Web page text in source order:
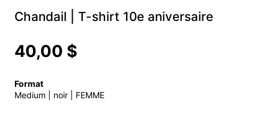
Chandail | T-shirt 10e aniversaire
40,00 $
Format
Medium | noir | FEMME